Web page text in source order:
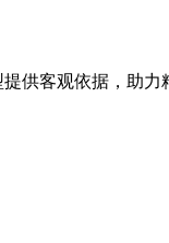
客观依据，助力